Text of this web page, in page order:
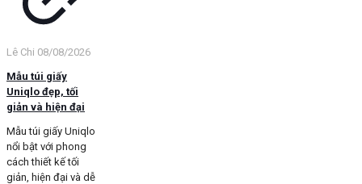
Lê Chi 08/08/2026
Mẫu túi giấy
Uniqlo đẹp, tối
giản và hiện đại
Mẫu túi giấy Uniqlo
nổi bật với phong
cách thiết kế tối
giản, hiện đại và dễ